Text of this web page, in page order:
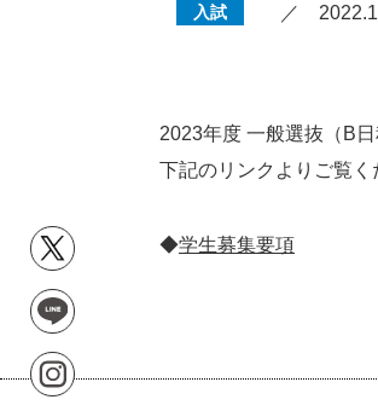
入試 ／
2023年度 一般選抜（B
下記のリンクよりご覧く
◆学生募集要項